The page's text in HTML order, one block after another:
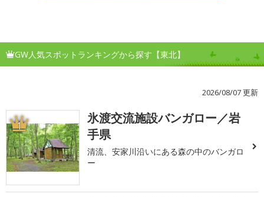
GW人気スポットランキングから探す【東北】
2026/08/07 更新
1
氷渡交流施設バンガロー／岩
手県
清流、安家川沿いにある森の中のバンガロ
ー